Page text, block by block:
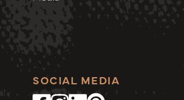
SOCIAL MEDIA